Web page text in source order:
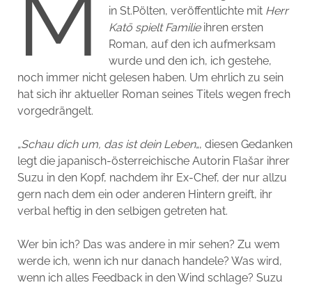
M
in St.Pölten, veröffentlichte mit Herr
Katō spielt Familieihren ersten
Roman, auf den ich aufmerksam
wurde und den ich, ich gestehe,
noch immer nicht gelesen haben. Um ehrlich zu sein
hat sich ihr aktueller Roman seines Titels wegen frech
vorgedrängelt.
„Schau dich um, das ist dein Leben„, diesen Gedanken
legt die japanisch-österreichische Autorin Flašar ihrer
Suzu in den Kopf, nachdem ihr Ex-Chef, der nur allzu
gern nach dem ein oder anderen Hintern greift, ihr
verbal heftig in den selbigen getreten hat.
Wer bin ich? Das was andere in mir sehen? Zu wem
werde ich, wenn ich nur danach handele? Was wird,
wenn ich alles Feedback in den Wind schlage? Suzu